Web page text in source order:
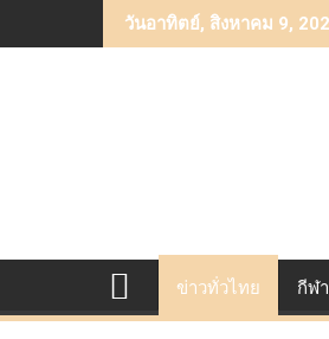
to
วันอาทิตย์, สิงหาคม 9,
ข่าวทั่วไทย กีฬา